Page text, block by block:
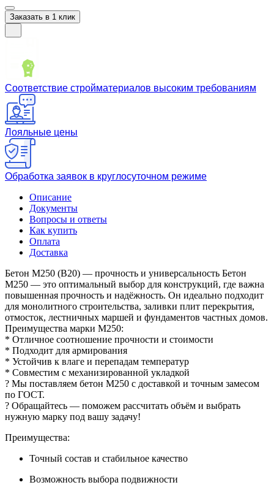
Заказать в 1 клик
Соответствие стройматериалов высоким требованиям
Лояльные цены
Обработка заявок в круглосуточном режиме
Описание
Документы
Вопросы и ответы
Как купить
Оплата
Доставка
Бетон М250 (B20) — прочность и универсальность Бетон
М250 — это оптимальный выбор для конструкций, где важна
повышенная прочность и надёжность. Он идеально подходит
для монолитного строительства, заливки плит перекрытия,
отмосток, лестничных маршей и фундаментов частных домов.
Преимущества марки М250:
* Отличное соотношение прочности и стоимости
* Подходит для армирования
* Устойчив к влаге и перепадам температур
* Совместим с механизированной укладкой
? Мы поставляем бетон М250 с доставкой и точным замесом
по ГОСТ.
? Обращайтесь — поможем рассчитать объём и выбрать
нужную марку под вашу задачу!
Преимущества:
Точный состав и стабильное качество
Возможность выбора подвижности